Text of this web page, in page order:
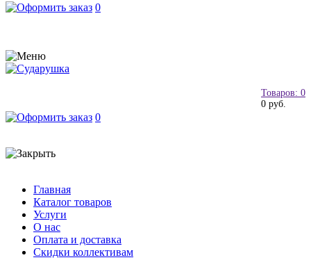
0
Товаров: 0
0 руб.
0
Главная
Каталог товаров
Услуги
О нас
Оплата и доставка
Скидки коллективам